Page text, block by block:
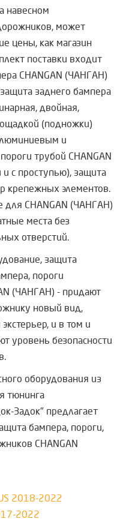
навесном
может
цены, как магазин
поставки входит
CHANGAN (ЧАНГАН)
заднего бампера
двойная,
(подножки)
и
трубой CHANGAN
с проступью), защита
крепежных элементов.
для CHANGAN (ЧАНГАН)
места без
отверстий.
защита
пороги
(ЧАНГАН) - придают
новый вид,
и в том и
уровень безопасности
оборудования из
тюнинга
Задок" предлагает
бампера, пороги,
CHANGAN
2018-2022
2022